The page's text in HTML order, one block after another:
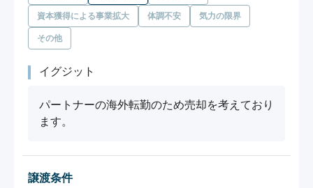
資本獲得による事業拡大 体調不安 気力の限界
その他
イグジット
パートナーの海外転勤のため売却を考えており
ます。
譲渡条件